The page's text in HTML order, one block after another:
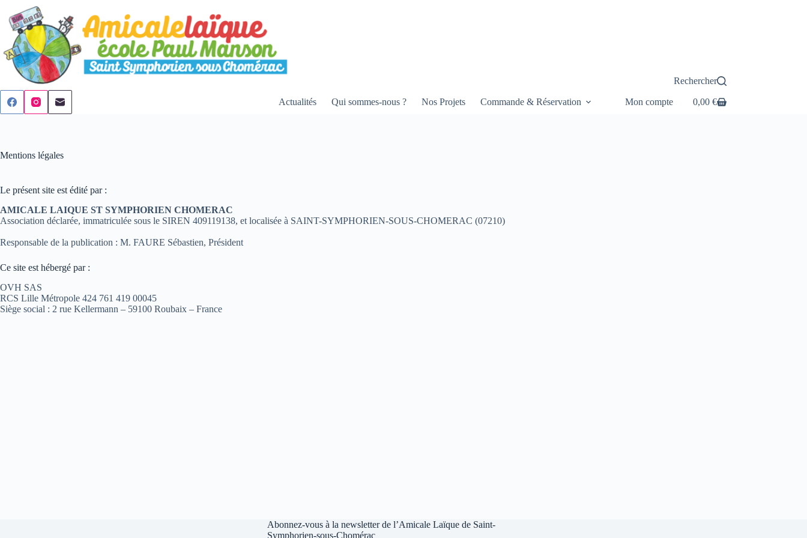
contenu
Rechercher
Actualités Qui sommes-nous ? Nos Projets Commande & Réservation Mon compte
Panier
0,00 €
Mentions légales
Le présent site est édité par :
AMICALE LAIQUE ST SYMPHORIEN CHOMERAC
Association déclarée, immatriculée sous le SIREN 409119138, et localisée à SAINT-SYMPHORIEN-SOUS-CHOMERAC (07210)
Responsable de la publication : M. FAURE Sébastien, Président
Ce site est hébergé par :
OVH SAS
RCS Lille Métropole 424 761 419 00045
Siège social : 2 rue Kellermann – 59100 Roubaix – France
Abonnez-vous à la newsletter de l’Amicale Laïque de Saint-
Symphorien-sous-Chomérac